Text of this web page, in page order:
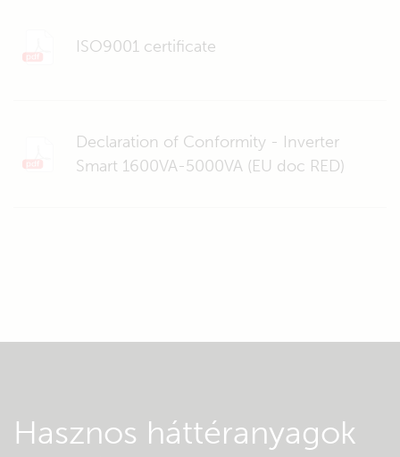
ISO9001 certificate
Declaration of Conformity - Inverter
Smart 1600VA-5000VA (EU doc RED)
Hasznos háttéranyagok